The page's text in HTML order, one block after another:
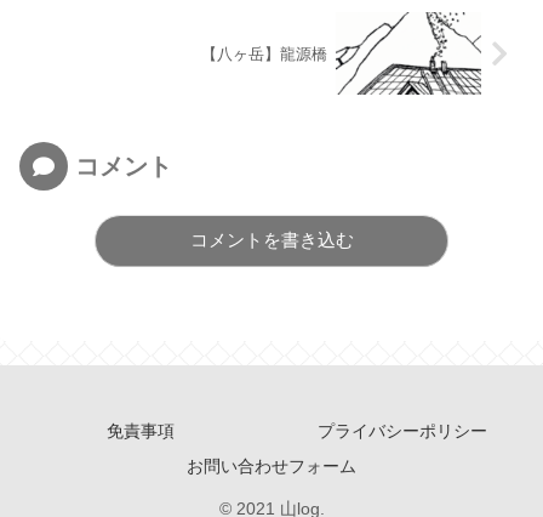
【八ヶ岳】龍源橋
コメント
コメントを書き込む
免責事項
プライバシーポリシー
お問い合わせフォーム
© 2021 山log.